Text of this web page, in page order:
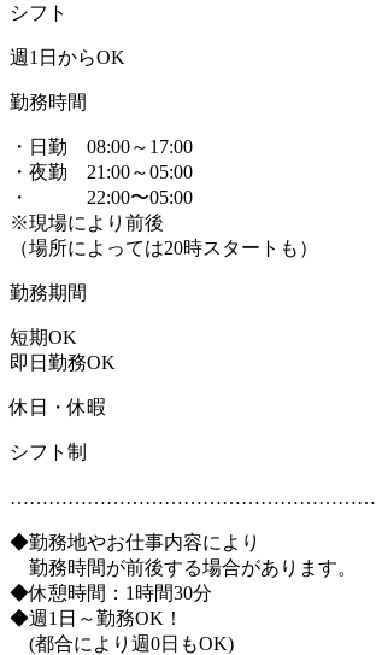
シフト
週1日からOK
勤務時間
・日勤 08:00～17:00
・夜勤 21:00～05:00
・ 22:00〜05:00
※現場により前後
（場所によっては20時スタートも）
勤務期間
短期OK
即日勤務OK
休日・休暇
シフト制
…………………………………………………
◆勤務地やお仕事内容により
勤務時間が前後する場合があります。
◆休憩時間：1時間30分
◆週1日～勤務OK！
(都合により週0日もOK)